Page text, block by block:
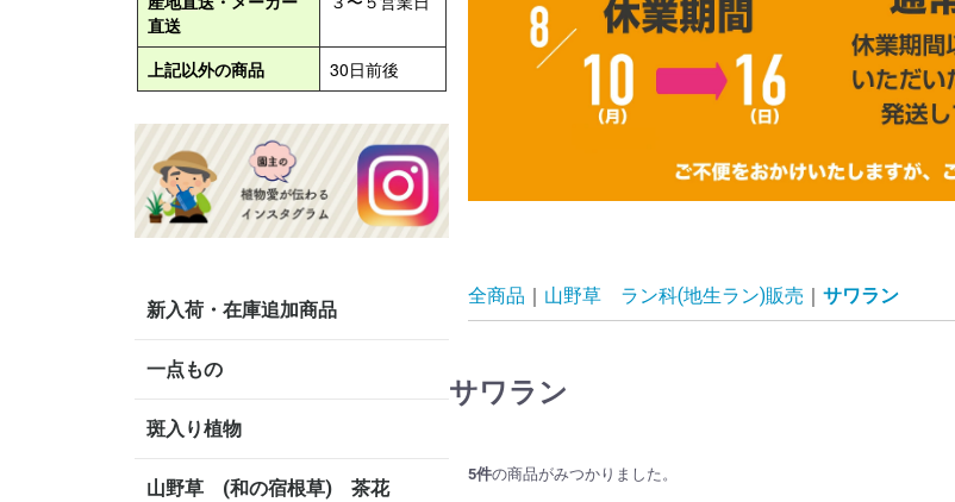
新入荷・在庫追加商品
一点もの
斑入り植物
山野草 (和の宿根草) 茶花
全商品 山野草 ラン科(地生ラン)販売 サワラン
サワラン
5件の商品がみつかりました。